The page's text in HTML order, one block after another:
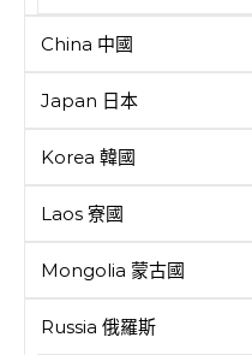
China 中國
Japan 日本
Korea 韓國
Laos 寮國
Mongolia 蒙古國
Russia 俄羅斯